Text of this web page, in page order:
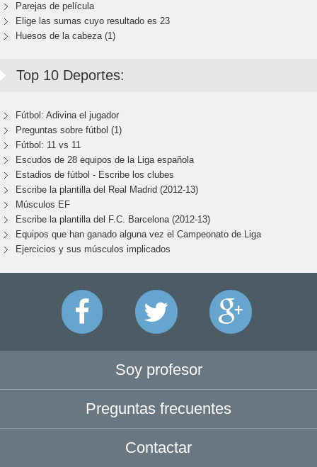
Parejas de película
Elige las sumas cuyo resultado es 23
Huesos de la cabeza (1)
Top 10 Deportes:
Fútbol: Adivina el jugador
Preguntas sobre fútbol (1)
Fútbol: 11 vs 11
Escudos de 28 equipos de la Liga española
Estadios de fútbol - Escribe los clubes
Escribe la plantilla del Real Madrid (2012-13)
Músculos EF
Escribe la plantilla del F.C. Barcelona (2012-13)
Equipos que han ganado alguna vez el Campeonato de Liga
Ejercicios y sus músculos implicados
Soy profesor
Preguntas frecuentes
Contactar